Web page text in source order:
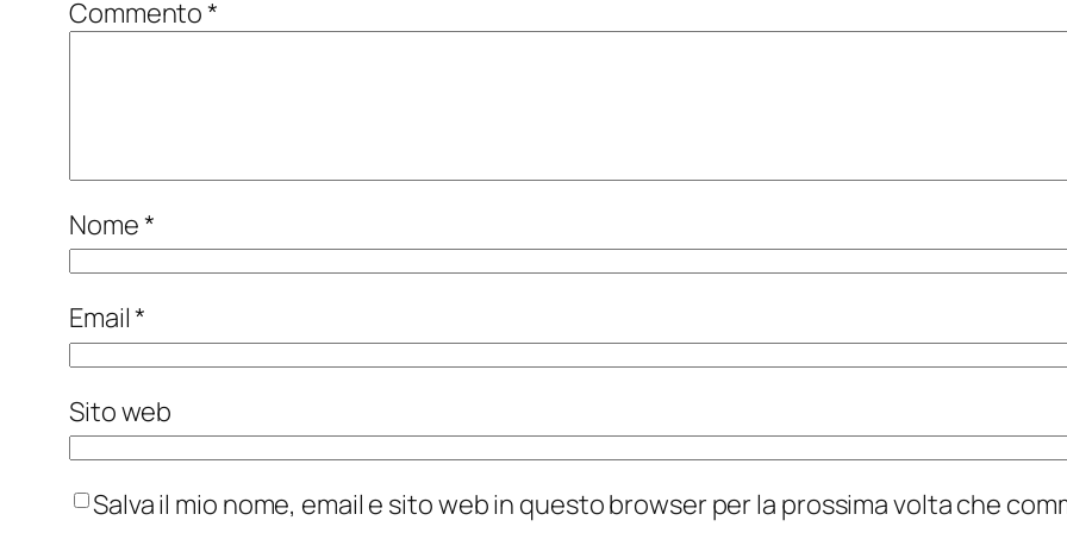
Commento*
Nome*
Email*
Sito web
Salva il mio nome, email e sito web in questo browser per la prossima volta che